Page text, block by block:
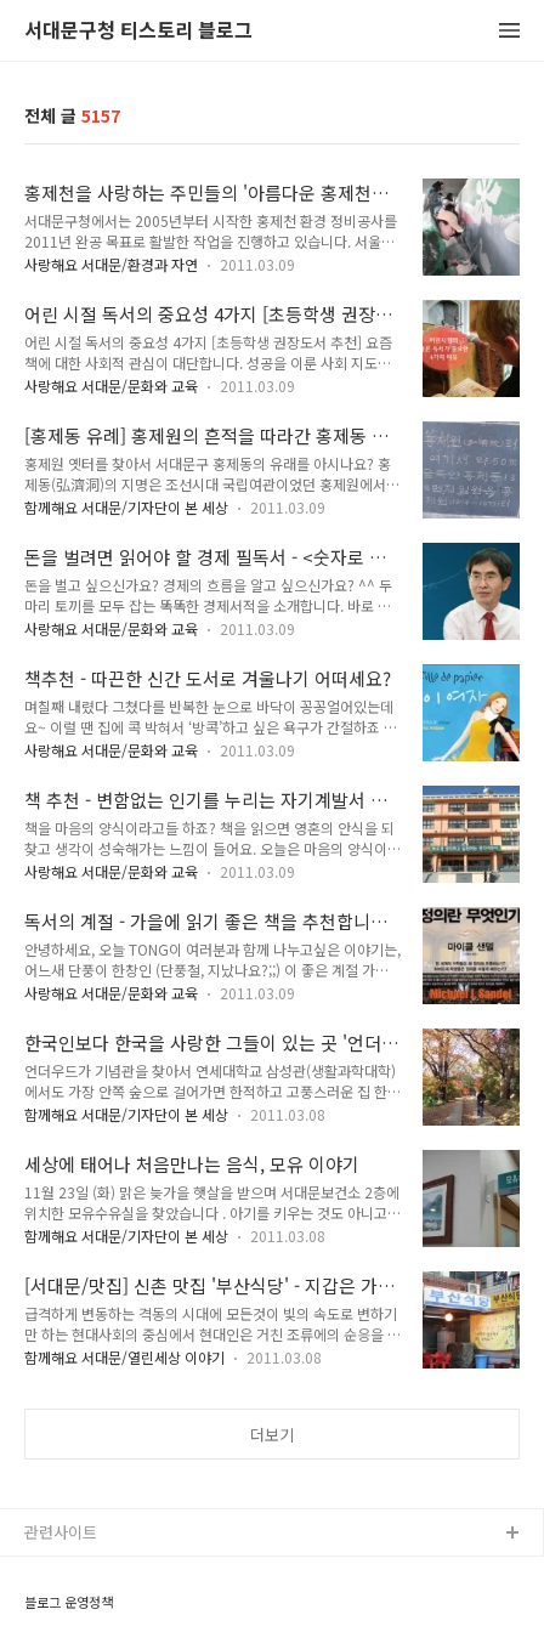
서대문구청 티스토리 블로그
전체 글 5157
홍제천을 사랑하는 주민들의 '아름다운 홍제천가
꾸기'현장
서대문구청에서는 2005년부터 시작한 홍제천 환경 정비공사를
2011년 완공 목표로 활발한 작업을 진행하고 있습니다. 서울시
의 예산을 받아 청계천에 버금가는 아름다운 서대문구를 만들기
에 뒤질세라, 각 주민센터에서도 발 벗고 나서서 그 지역 특성을
살리기 위해 안간힘을 쓰는 것 같습니다. 사시사철 아름다운 모
습을 자랑하는 서대문구의 보배, 홍제천 아름다운 홍제천 가꾸기
에 앞장 서는 홍제3동 주민자치위원회 그 예로 홍제3동의 주민
자치위원회가 있습니다. 이들은 10월 14일 사업 설명회를 시작
있는데요. 먼저 상상의 날개를 펼치자는 취지에서 주민들이 홍제
천에 나와 다양한 체험 행사를 진행..
사랑해요 서대문/환경과 자연 2011.03.09
어린 시절 독서의 중요성 4가지 [초등학생 권장도
서 추천]
어린 시절 독서의 중요성 4가지 [초등학생 권장도서 추천] 요즘
책에 대한 사회적 관심이 대단합니다. 성공을 이룬 사회 지도자
들은 하나같이 입을 모아 독서의 중요성을 강조하며 책의 이점에
람들 모두가 강조하는 책은 삶을 윤택하게 만들어주는 마음의 양
식이라고도 합니다. 책을 통해 자신이 알지 못했던 새로운 세상
을 간접체험 하기도 하고, 해보고 싶었던 일을 대신 경험하기도
합니다. 뿐만 아니라 새로운 가치관과 인생관을 갖게 하는 인생
의 전환점이 되기도 하죠. 이렇게 좋은 독서는 어릴 때부터 많이
이유가 과연 무엇인지 알아볼까요? ^^ 어린시절의 독서가 중요
한 이유 1. 어휘력이 풍부해집..
사랑해요 서대문/문화와 교육 2011.03.09
[홍제동 유례] 홍제원의 흔적을 따라간 홍제동 길
에서
홍제원 옛터를 찾아서 서대문구 홍제동의 유래를 아시나요? 홍
제동(弘濟洞)의 지명은 조선시대 국립여관이었던 홍제원에서
유래된 것이랍니다. 조선시대에 중국으로 가는 관리나 여행객들
풀었지요. 또한 중국에서 우리나라로 오는 중국 사신들도 홍제원
에서 휴식을 취하며 한양으로 들어가기 위한 준비를 했답니다.
홍제원 터를 알리는 표지석입니다. 오고 가는 사신단은 관리들과
관졸, 가마꾼까지 많을 때는 100 여명에 달하여 사신이 떠날 때
홍제원 주변은 환송 나온 사람들로 많이 붐볐다고 해요. 그래서
습에서는 그 옛날 모습을 전혀 찾아볼 수가 없지요. 다만 표지석
을 보고 홍제원이 있었던 곳이라고 짐작을 ..
함께해요 서대문/기자단이 본 세상 2011.03.09
돈을 벌려면 읽어야 할 경제 필독서 - <숫자로 보
는 한국의 자본시장>
돈을 벌고 싶으신가요? 경제의 흐름을 알고 싶으신가요? ^^ 두
마리 토끼를 모두 잡는 똑똑한 경제서적을 소개합니다. 바로 이
철환의 이에요. 투자자들에게 유용하고 실용적인 정보를 지식화
을 알기 쉽게 숫자로 풀어 펼쳤답니다. 그는 한국경제의 거시총
량지표를 종합분석하여 미래의 경제전망과 비젼을 제시하는 업
무 경험(재정경제부 경제정책국 종합정책과장)과 국가 예산과
부채, 자산 등 재정총량을 관리하는 나라의 곳간지기 역활(재정
경제부 국고국장)을 통해 한국 경제에 대한 방대한 지식을 쌓았
그의 열정은 멈추지 않지요 ^^ 특히, 열심히 일하는 공무원들의
모습과 애환을 그린 저서 는 많은 사람들의 머리속..
사랑해요 서대문/문화와 교육 2011.03.09
책추천 - 따끈한 신간 도서로 겨울나기 어떠세요?
며칠째 내렸다 그쳤다를 반복한 눈으로 바닥이 꽁꽁얼어있는데
요~ 이럴 땐 집에 콕 박혀서 ‘방콕’하고 싶은 욕구가 간절하죠 ^^
오늘은 따뜻한 방바닥 깔고앉아 읽기 좋은 따끈~한 신작 도서들
입니다. 비현실적인 전개로 판타지멜로의 새 장을 연 기욤뮈소는
발표하는 신간마다 프랑스 베스트셀러 1위에 오르고, 최단기간
1천만 부 판매고를 기록하여 프랑스를 대표하는 젊은 작가로 평
가받고 있지요. 이번 는 그의 일곱 번 째 장편소설로, 늘 그랬듯
이 ‘사랑’에 도전한 작품입니다. 한 베스트셀러 작가와 그의 소설
와의 사랑이라 ^^ 상상만해도 판타지 서스펜스가 그려지죠. “아
가씨는 누구냐니까?” ..
사랑해요 서대문/문화와 교육 2011.03.09
책 추천 - 변함없는 인기를 누리는 자기계발서 스
테디셀러
책을 마음의 양식이라고들 하죠? 책을 읽으면 영혼의 안식을 되
찾고 생각이 성숙해가는 느낌이 들어요. 오늘은 마음의 양식이
되는 영양가 넘치는 책을 추천해드릴게요! ^.^ 자기발전 영역에
니다. 성공적인 사회생활을 위해 1. 카네기 인간관계론 은1937
년 초판이 발행된 이후 전세계의 수많은 언어로 번역되어나간 아
주 유명한 책입니다. 인간관계로 고민하는 사람들에게 유용한 해
결의 실마리를 제공하는 내용을 담고있죠. 다른 사람을 움직일
수 있는 유일한 방법은 그들이 원하는것에 관해 이야기하고, 그
서는 사람을 움직일 수 없다. 만일 당신이 자녀에게 담배를 피우
지 못하게 하고 싶다면 설교나 당신의 희..
사랑해요 서대문/문화와 교육 2011.03.09
독서의 계절 - 가을에 읽기 좋은 책을 추천합니다,
베스트셀러, 추천도서!
안녕하세요, 오늘 TONG이 여러분과 함께 나누고싶은 이야기는,
어느새 단풍이 한창인 (단풍철, 지났나요?;;) 이 좋은 계절 가을
에 함께 하면 좋을 책 이랍니다. 후끈후끈 더위가 언제 있었냐는
가을이구나' 하며 머플러를 하고 집을 나섰습니다. 봄인가 하면
여름, 여름인가 하면 가을이 오네요. 또 이렇게 겨울도 다가오고,
올해가 지나가겠지요. 매 해 똑같이 반복되는 계절과의 조우. 평
생 한번밖에 없을 2010년 가을을 더욱 뜻깊게 보내고 싶으신 분
들께, 제가 독서가는 아니기에 다양한 분야, 깊은 내용의 책은 아
책들이라 주관적일 수 밖에 없겠지만, 가을에 함께한다면 좋을
것 같은..
사랑해요 서대문/문화와 교육 2011.03.09
한국인보다 한국을 사랑한 그들이 있는 곳 '언더
우드가 기념관'
언더우드가 기념관을 찾아서 연세대학교 삼성관(생활과학대학)
에서도 가장 안쪽 숲으로 걸어가면 한적하고 고풍스러운 집 한채
를 만날 수 있습니다. 바로 언더우드가(家) 기념관인데요, 연희
을 그의 가족과 함께 기념한 곳이랍니다. 푸른 눈과 노란 머리를
가진 한국인 - 원두우, 원한경 박사 언더우드 1세(원두우)는
1885년 인천 제물포항에 도착해 첫 한국 땅을 밟았습니다. 굴곡
많았던 한국의 근현대사 속에서 언더우드는 자신의 신념과 교육,
의술로서 한국인을 도왔죠. 그는 연세대학교의 전신인 연희전문
리고 한국에서 태어난 언더우드 2세(원한경)는 푸른눈과 노란
머리를 가졌으나 아버지와 같이 한국을..
함께해요 서대문/기자단이 본 세상 2011.03.08
세상에 태어나 처음만나는 음식, 모유 이야기
11월 23일 (화) 맑은 늦가을 햇살을 받으며 서대문보건소 2층에
위치한 모유수유실을 찾았습니다 . 아기를 키우는 것도 아니고,
산모도 아닌 제가 모유수유실을 찾은 이유는 다름 아닌 모유특강
지 보건소에서 모유에 대한 특강이 진행되는데요, 전화로 미리
신청을 받는다고 해요~ 저는 기자로서 산모분들과 함께 참석했
지요! 서대문구 보건소에서 열린 모유수유 강의 여기가 바로 모
유수유실이랍니다. 입구부터 깔끔하고 편안하게 꾸며놨더라구
요~ 아기엄마들을 많이 배려한 것 같아 마음에 들었습니다 ^^
함께해요 서대문/기자단이 본 세상 2011.03.08
[서대문/맛집] 신촌 맛집 '부산식당' - 지갑은 가볍
게, 만족은 크게!
급격하게 변동하는 격동의 시대에 모든것이 빛의 속도로 변하기
만 하는 현대사회의 중심에서 현대인은 거친 조류에의 순응을 위
하여 매일 새롭게 거듭나야만 하는 슬픈운명을 살고있죠. 그런데
신촌으로 나서게 되었습니다! ^^ 선진국가로 도약하는 대한민
이런 호기를 부리는 가 싶어 들어선 ..
함께해요 서대문/열린세상 이야기 2011.03.08
더보기
블로그 운영정책
관련사이트